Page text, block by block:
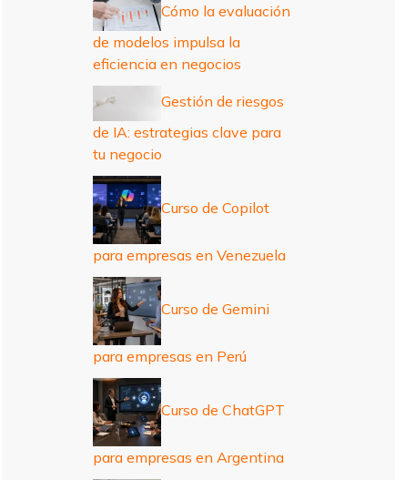
Cómo la evaluación
de modelos impulsa la
eficiencia en negocios
Gestión de riesgos
de IA: estrategias clave para
tu negocio
Curso de Copilot
para empresas en Venezuela
Curso de Gemini
para empresas en Perú
Curso de ChatGPT
para empresas en Argentina